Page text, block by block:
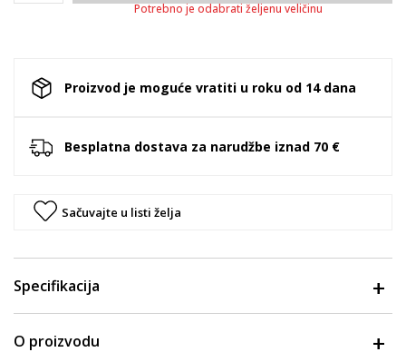
Potrebno je odabrati željenu veličinu
Proizvod je moguće vratiti u roku od 14 dana
Besplatna dostava za narudžbe iznad 70 €
Sačuvajte u listi želja
Specifikacija
O proizvodu